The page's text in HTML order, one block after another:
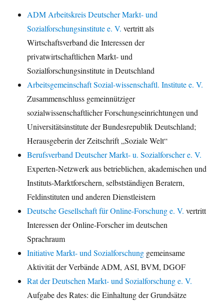
ADM Arbeitskreis Deutscher Markt- und
Sozialforschungsinstitute e. V. vertritt als
Wirtschaftsverband die Interessen der
privatwirtschaftlichen Markt- und
Sozialforschungsinstitute in Deutschland
Arbeitsgemeinschaft Sozial-wissenschaftl. Institute e. V.
Zusammenschluss gemeinnütziger
sozialwissenschaftlicher Forschungseinrichtungen und
Universitätsinstitute der Bundesrepublik Deutschland;
Herausgeberin der Zeitschrift „Soziale Welt“
Berufsverband Deutscher Markt- u. Sozialforscher e. V.
Experten-Netzwerk aus betrieblichen, akademischen und
Instituts-Marktforschern, selbstständigen Beratern,
Feldinstituten und anderen Dienstleistern
Deutsche Gesellschaft für Online-Forschung e. V. vertritt
Interessen der Online-Forscher im deutschen
Sprachraum
Initiative Markt- und Sozialforschung gemeinsame
Aktivität der Verbände ADM, ASI, BVM, DGOF
Rat der Deutschen Markt- und Sozialforschung e. V.
Aufgabe des Rates: die Einhaltung der Grundsätze